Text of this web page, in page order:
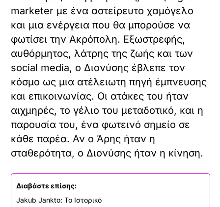
marketer με ένα αστείρευτο χαμόγελο
και μια ενέργεια που θα μπορούσε να
φωτίσει την Ακρόπολη. Εξωστρεφής,
αυθόρμητος, λάτρης της ζωής και των
social media, ο Διονύσης έβλεπε τον
κόσμο ως μια ατέλειωτη πηγή έμπνευσης
και επικοινωνίας. Οι ατάκες του ήταν
αιχμηρές, το γέλιο του μεταδοτικό, και η
παρουσία του, ένα φωτεινό σημείο σε
κάθε παρέα. Αν ο Άρης ήταν η
σταθερότητα, ο Διονύσης ήταν η κίνηση.
Διαβάστε επίσης:
Jakub Jankto: Το Ιστορικό